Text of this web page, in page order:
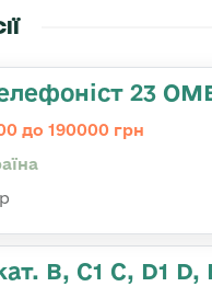
23
до 190000 грн
В, С1 С, D1 D,